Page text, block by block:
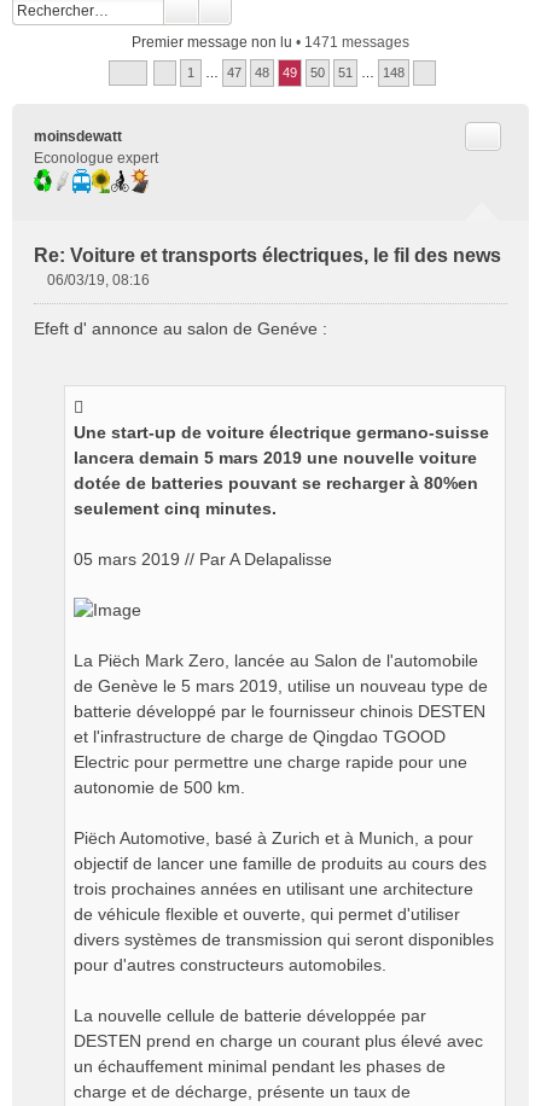
Premier message non lu • 1471 messages
1 47 48 49 50 51 148
moinsdewatt
Econologue expert
Re: Voiture et transports électriques, le fil des news
s
06/03/19, 08:16
Efeft d' annonce au salon de Genéve :
Une start-up de voiture électrique germano-suisse
lancera demain 5 mars 2019 une nouvelle voiture
dotée de batteries pouvant se recharger à 80%en
seulement cinq minutes.
05 mars 2019 // Par A Delapalisse
La Piëch Mark Zero, lancée au Salon de l'automobile
de Genève le 5 mars 2019, utilise un nouveau type de
batterie développé par le fournisseur chinois DESTEN
et l'infrastructure de charge de Qingdao TGOOD
Electric pour permettre une charge rapide pour une
autonomie de 500 km.
Piëch Automotive, basé à Zurich et à Munich, a pour
objectif de lancer une famille de produits au cours des
trois prochaines années en utilisant une architecture
de véhicule flexible et ouverte, qui permet d'utiliser
divers systèmes de transmission qui seront disponibles
pour d'autres constructeurs automobiles.
La nouvelle cellule de batterie développée par
DESTEN prend en charge un courant plus élevé avec
un échauffement minimal pendant les phases de
charge et de décharge, présente un taux de